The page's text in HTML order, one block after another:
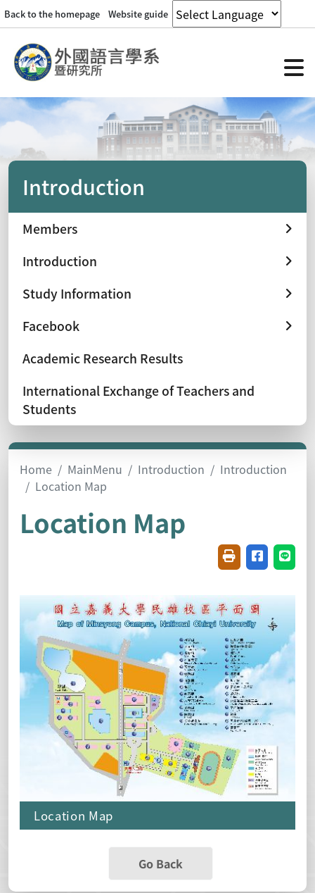
Back to the homepage Website guide
Introduction
Members
Introduction
Study Information
Facebook
Academic Research Results
International Exchange of Teachers and
Students
Home MainMenu Introduction
Introduction
Location Map
Location Map
FriendlyShare on
Location Map
Go Back